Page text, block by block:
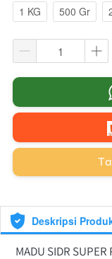
1 KG
500 Gr
`
Deskripsi